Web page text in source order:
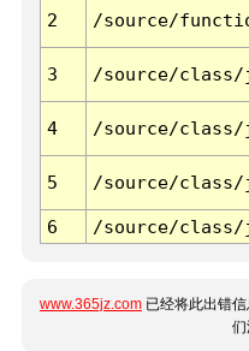
2 /source/
3 /source/class/
4 /source/class/
5 /source/class/
6 /source/class/
www.365jz.com 已经将此出错
们